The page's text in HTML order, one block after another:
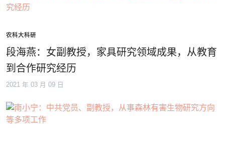
农科大科研
段海燕：女副教授，家具研究领域成果，从教育
到合作研究经历
2021 年 03 月 09 日